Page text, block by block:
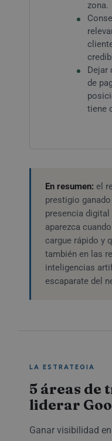
zona.
Dejar
de
tiene
En resumen: el
prestigio
presencia
aparezca
cargue rápido y
también en las
inteligencias
escaparate del
LA ESTRATEGIA
5 áreas de
liderar
Ganar visibilidad